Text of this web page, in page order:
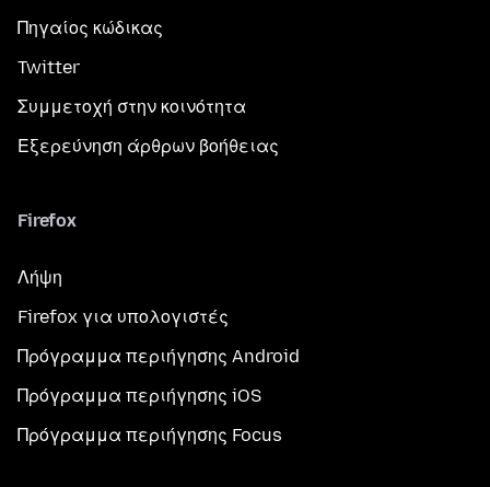
Πηγαίος κώδικας
Twitter
Συμμετοχή στην κοινότητα
Εξερεύνηση άρθρων βοήθειας
Firefox
Λήψη
Firefox για υπολογιστές
Πρόγραμμα περιήγησης Android
Πρόγραμμα περιήγησης iOS
Πρόγραμμα περιήγησης Focus